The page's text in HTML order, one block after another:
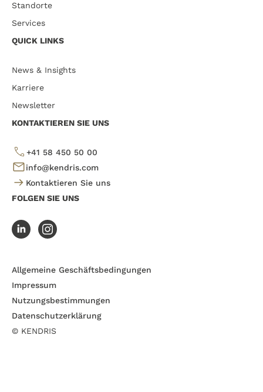
Standorte
Services
QUICK LINKS
News & Insights
Karriere
Newsletter
KONTAKTIEREN SIE UNS
+41 58 450 50 00
info@kendris.com
Kontaktieren Sie uns
FOLGEN SIE UNS
© KENDRIS
Allgemeine Geschäftsbedingungen
Impressum
Nutzungsbestimmungen
Datenschutzerklärung